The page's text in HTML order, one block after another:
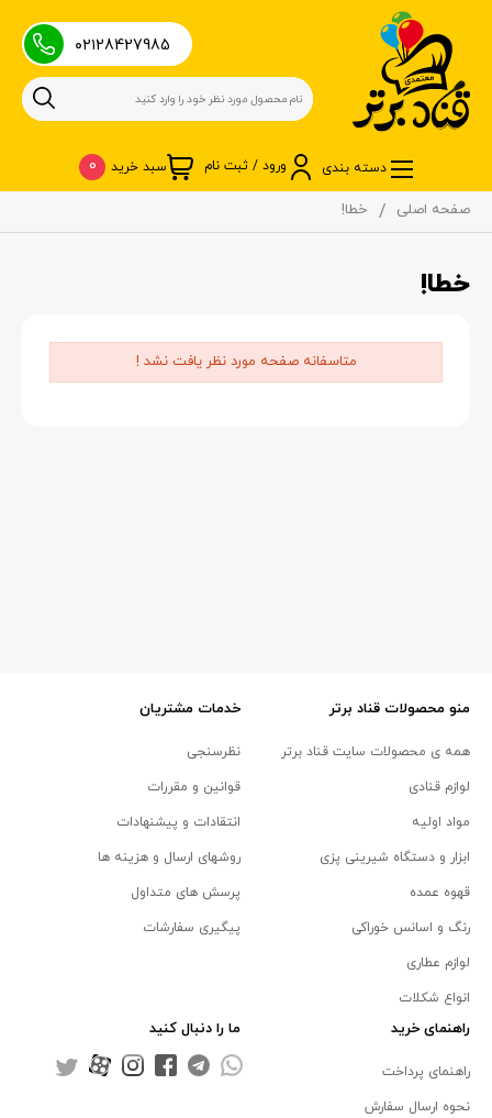
۰۲۱28427985
دسته بندی ورود / ثبت نام سبد خرید 0
صفحه اصلی خطا!
خطا!
متاسفانه صفحه مورد نظر یافت نشد !
منو محصولات قناد برتر
همه ی محصولات سایت قناد برتر
لوازم قنادی
مواد اولیه
ابزار و دستگاه شیرینی پزی
قهوه عمده
رنگ و اسانس خوراکی
لوازم عطاری
انواع شکلات
خدمات مشتریان
نظرسنجی
قوانین و مقررات
انتقادات و پیشنهادات
روشهای ارسال و هزینه ها
پرسش های متداول
پیگیری سفارشات
راهنمای خرید
راهنمای پرداخت
نحوه ارسال سفارش
ما را دنبال کنید